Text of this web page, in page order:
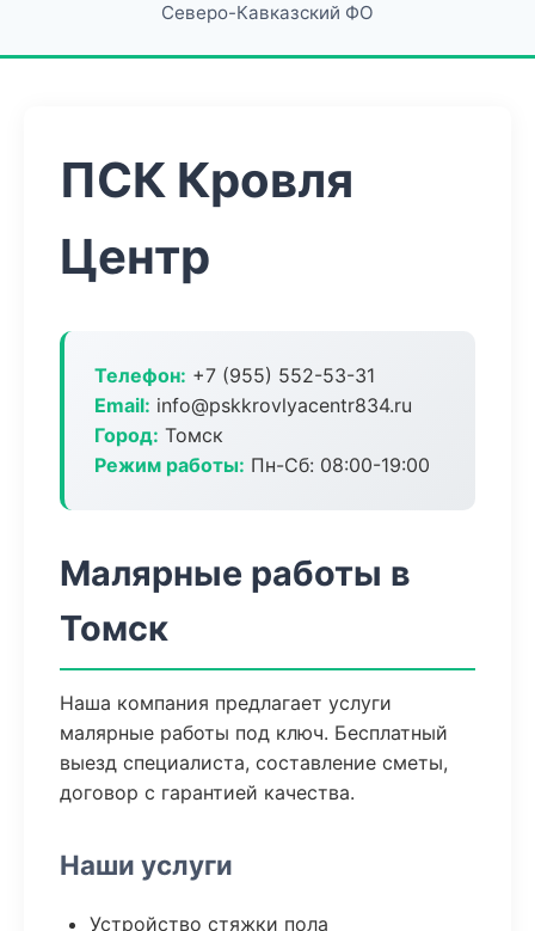
Северо-Кавказский ФО
ПСК Кровля
Центр
Телефон: +7 (955) 552-53-31
Email: info@pskkrovlyacentr834.ru
Город: Томск
Режим работы: Пн-Сб: 08:00-19:00
Малярные работы в
Томск
Наша компания предлагает услуги
малярные работы под ключ. Бесплатный
выезд специалиста, составление сметы,
договор с гарантией качества.
Наши услуги
Устройство стяжки пола